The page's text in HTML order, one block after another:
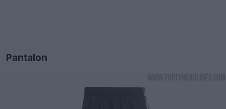
Pantalon